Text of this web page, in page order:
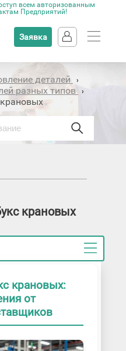
всем авторизованным
Предприятий!
Заявка
деталей ›
разных типов ›
крановых
крановых:
от